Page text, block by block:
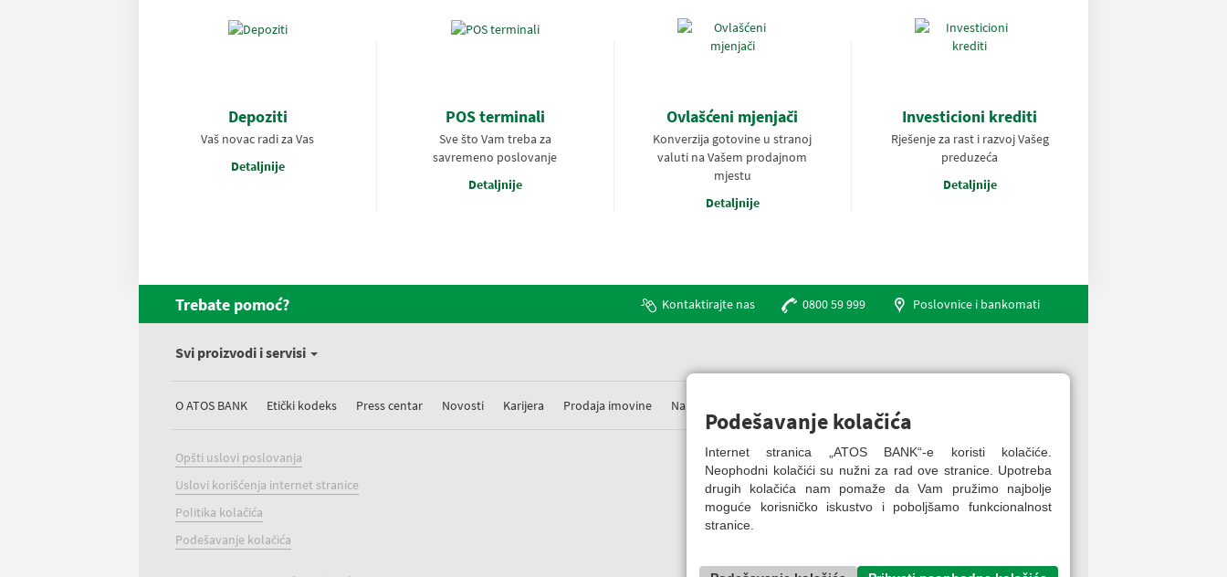
Depoziti
Vaš novac radi za Vas
Detaljnije
POS terminali
Sve što Vam treba za
savremeno poslovanje
Detaljnije
Ovlašćeni mjenjači
Konverzija gotovine u stranoj
valuti na Vašem prodajnom
mjestu
Detaljnije
Investicioni krediti
Rješenje za rast i razvoj Vašeg
preduzeća
Detaljnije
Trebate pomoć? Kontaktirajte nas 0800 59 999 Poslovnice i bankomati
Svi proizvodi i servisi
O ATOS BANK Etički kodeks Press centar Novosti Karijera Prodaja imovine Nabavke
Opšti uslovi poslovanja
Uslovi korišćenja internet stranice
Politika kolačića
Podešavanje kolačića
Podešavanje kolačića
Internet stranica „ATOS BANK“-e koristi kolačiće.
Neophodni kolačići su nužni za rad ove stranice. Upotreba
drugih kolačića nam pomaže da Vam pružimo najbolje
moguće korisničko iskustvo i poboljšamo funkcionalnost
stranice.